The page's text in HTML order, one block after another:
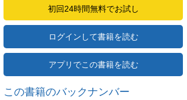
初回24時間無料でお試し
ログインして書籍を読む
アプリでこの書籍を読む
この書籍のバックナンバー